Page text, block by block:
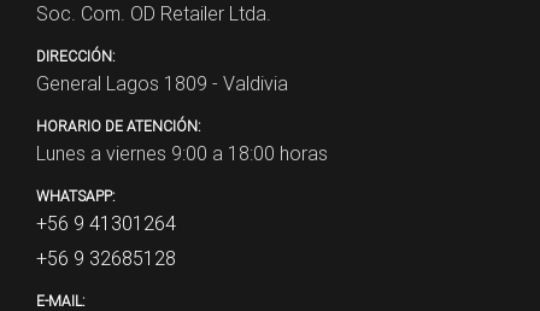
Soc. Com. OD Retailer Ltda.
DIRECCIÓN:
General Lagos 1809 - Valdivia
HORARIO DE ATENCIÓN:
Lunes a viernes 9:00 a 18:00 horas
WHATSAPP:
+56 9 41301264
+56 9 32685128
E-MAIL: